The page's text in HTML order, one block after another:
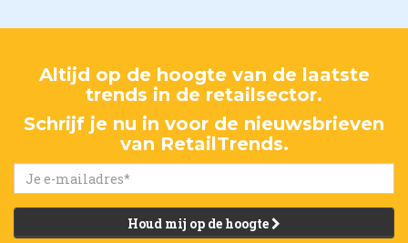
Altijd op de hoogte van de laatste
trends in de retailsector.
Schrijf je nu in voor de nieuwsbrieven
van RetailTrends.
Houd mij op de hoogte